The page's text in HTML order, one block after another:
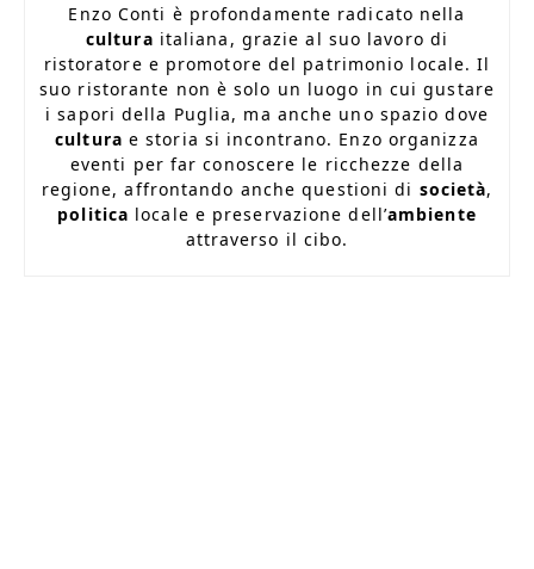
Enzo Conti è profondamente radicato nella
cultura italiana, grazie al suo lavoro di
ristoratore e promotore del patrimonio locale. Il
suo ristorante non è solo un luogo in cui gustare
i sapori della Puglia, ma anche uno spazio dove
cultura e storia si incontrano. Enzo organizza
eventi per far conoscere le ricchezze della
regione, affrontando anche questioni di società,
politica locale e preservazione dell’ambiente
attraverso il cibo.